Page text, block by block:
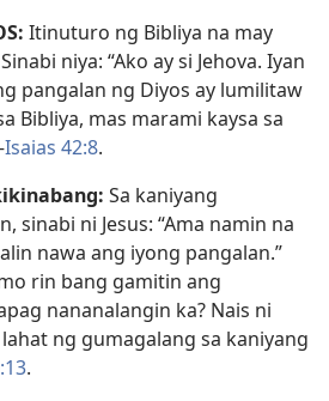
Itinuturo ng Bibliya na may
niya: “Ako ay si Jehova. Iyan
pangalan ng Diyos ay lumilitaw
Bibliya, mas marami kaysa sa
Isaias 42:8.
Sa kaniyang
sinabi ni Jesus: “Ama namin na
nawa ang iyong pangalan.”
rin bang gamitin ang
nananalangin ka? Nais ni
ng gumagalang sa kaniyang
.